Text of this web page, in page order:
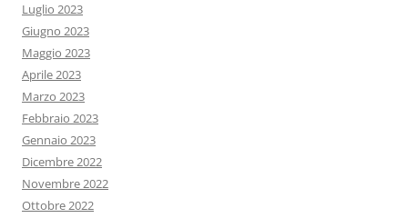
Luglio 2023
Giugno 2023
Maggio 2023
Aprile 2023
Marzo 2023
Febbraio 2023
Gennaio 2023
Dicembre 2022
Novembre 2022
Ottobre 2022